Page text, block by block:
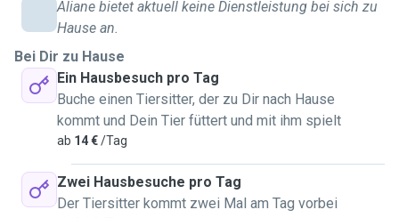
Aliane bietet aktuell keine Dienstleistung bei sich zu
Hause an.
Bei Dir zu Hause
Ein Hausbesuch pro Tag
Buche einen Tiersitter, der zu Dir nach Hause
kommt und Dein Tier füttert und mit ihm spielt
ab 14 €/Tag
Zwei Hausbesuche pro Tag
Der Tiersitter kommt zwei Mal am Tag vorbei